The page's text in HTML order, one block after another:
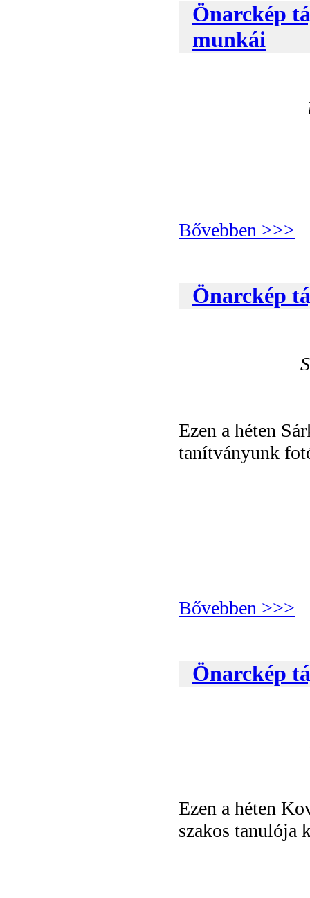
Önarckép
munkái
Bővebben >>>
Önarckép
Ezen a héten
tanítványunk
Bővebben >>>
Önarckép
Ezen a héten
szakos tanulója